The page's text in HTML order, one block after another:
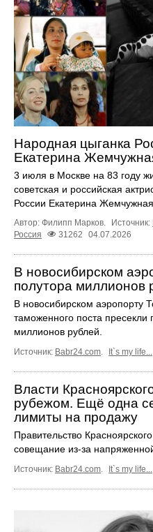
Народная цыганка
Екатерина
3 июля в Москве на 83 году
советская и российская
России Екатерина Жемчужная.
Автор: Филипп Марков. Источник:
Россия
31262 04.07.2026
В новосибирском
полутора миллионов
В новосибирском аэропорту
таможенного поста пресекли
миллионов рублей.
Источник: Babr24.com. It`s my life...
Власти
рубежом. Ещё одна
лимиты на продажу
Правительство
совещание из-за
Источник: Babr24.com. It`s my life...